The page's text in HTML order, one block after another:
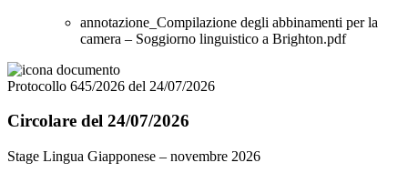
annotazione_Compilazione degli abbinamenti per la
camera – Soggiorno linguistico a Brighton.pdf
Protocollo 645/2026 del 24/07/2026
Circolare del 24/07/2026
Stage Lingua Giapponese – novembre 2026